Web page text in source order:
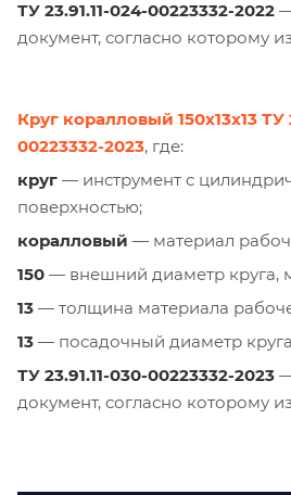
ТУ 23.91.11-024-00223332-2022
документ, согласно которому
Круг коралловый 150х13х13 ТУ
00223332-2023, где:
круг — инструмент с
поверхностью;
коралловый — материал
150 — внешний диаметр круга,
13 — толщина материала
13 — посадочный диаметр
ТУ 23.91.11-030-00223332-2023
документ, согласно которому